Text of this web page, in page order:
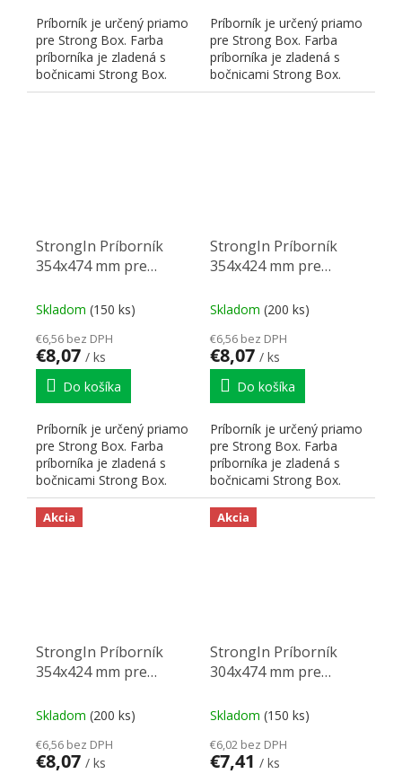
Príborník je určený priamo
pre Strong Box. Farba
príborníka je zladená s
bočnicami Strong Box.
Hrúbka použitého...
Príborník je určený priamo
pre Strong Box. Farba
príborníka je zladená s
bočnicami Strong Box.
Hrúbka použitého...
StrongIn Príborník
354x474 mm pre
Skladom (150 ks)
€6,56 bez DPH
€8,07 / ks
Do košíka
Príborník je určený priamo
pre Strong Box. Farba
príborníka je zladená s
bočnicami Strong Box.
Hrúbka použitého...
StrongIn Príborník
354x424 mm pre
Skladom (200 ks)
€6,56 bez DPH
€8,07 / ks
Do košíka
Príborník je určený priamo
pre Strong Box. Farba
príborníka je zladená s
bočnicami Strong Box.
Hrúbka použitého...
Akcia
StrongIn Príborník
354x424 mm pre
Skladom (200 ks)
€6,56 bez DPH
€8,07 / ks
Akcia
StrongIn Príborník
304x474 mm pre
Skladom (150 ks)
€6,02 bez DPH
€7,41 / ks